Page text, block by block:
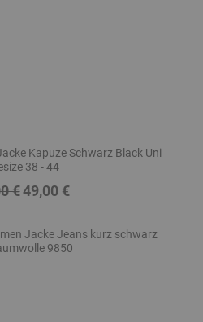
Kapuze Schwarz Black Uni
38 - 44
€ Preis
49,00 €